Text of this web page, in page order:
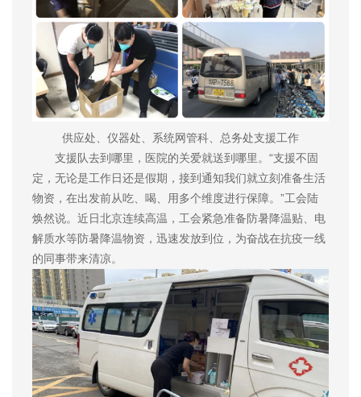
供应处、仪器处、系统网管科、总务处支援工作
支援队去到哪里，医院的关爱就送到哪里。“支援不固
定，无论是工作日还是假期，接到通知我们就立刻准备生活
物资，在出发前从吃、喝、用多个维度进行保障。”工会陆
焕然说。近日北京连续高温，工会紧急准备防暑降温贴、电
解质水等防暑降温物资，迅速发放到位，为奋战在抗疫一线
的同事带来清凉。